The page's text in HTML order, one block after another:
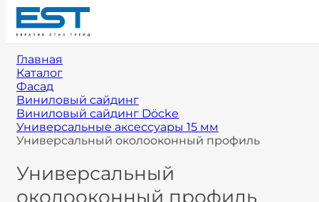
Главная
Каталог
Фасад
Виниловый сайдинг
Виниловый сайдинг Döcke
Универсальные аксессуары 15 мм
Универсальный околооконный профиль
Универсальный
околооконный профиль